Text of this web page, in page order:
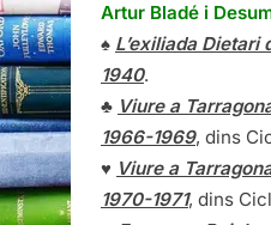
Artur Bladé i
♠ L’exiliada Dietari
1940.
♣ Viure a
1966-1969, dins
♥ Viure a
1970-1971, dins